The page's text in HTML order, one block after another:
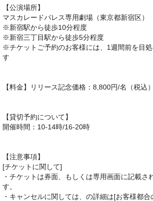
【公演場所】
マスカレードパレス専用劇場（東京都新宿区）
※新宿駅から徒歩10分程度
※新宿三丁目駅から徒歩5分程度
※チケットご予約のお客様には、1週間前を目
す
【料金】リリース記念価格：8,800円/名（税込）
【貸切予約について】
開催時間：10-14時/16-20時
【注意事項】
[チケットに関して]
・チケットは券面、もしくは専用画面に記載
す。
・キャンセルに関しては、の詳細は[お客様都